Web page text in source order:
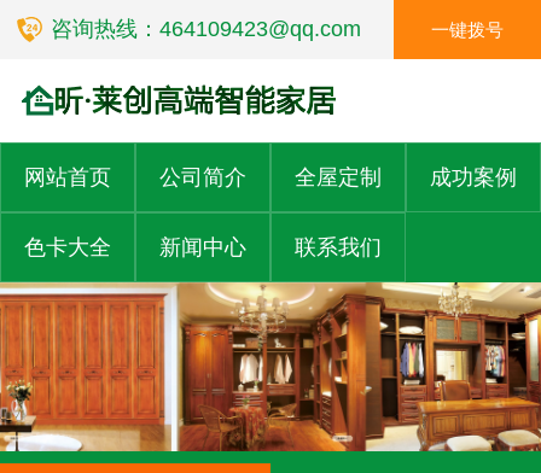
咨询热线：464109423@qq.com 一键拨号
网站首页 公司简介 全屋定制 成功案例
色卡大全 新闻中心 联系我们